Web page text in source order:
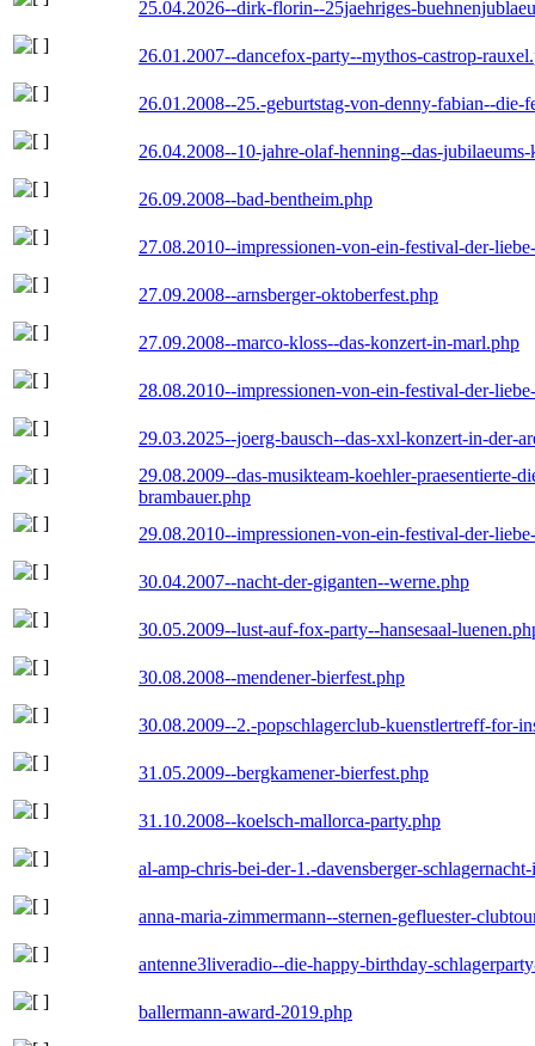
25.04.2026--dirk-florin--25jaehriges-
26.01.2007--dancefox-party--mythos-castrop-
26.01.2008--25.-geburtstag-von-denny-fabian--die-
26.04.2008--10-jahre-olaf-henning--das-
26.09.2008--bad-bentheim.php
27.08.2010--impressionen-von-ein-festival-der-
27.09.2008--arnsberger-oktoberfest.php
27.09.2008--marco-kloss--das-konzert-in-marl.php
28.08.2010--impressionen-von-ein-festival-der-
29.03.2025--joerg-bausch--das-xxl-konzert-in-der-
29.08.2009--das-musikteam-koehler-praesentierte-
brambauer.php
29.08.2010--impressionen-von-ein-festival-der-
30.04.2007--nacht-der-giganten--werne.php
30.05.2009--lust-auf-fox-party--hansesaal-
30.08.2008--mendener-bierfest.php
30.08.2009--2.-popschlagerclub-kuenstlertreff-for-
31.05.2009--bergkamener-bierfest.php
31.10.2008--koelsch-mallorca-party.php
al-amp-chris-bei-der-1.-davensberger-
anna-maria-zimmermann--sternen-gefluester-
antenne3liveradio--die-happy-birthday-
ballermann-award-2019.php